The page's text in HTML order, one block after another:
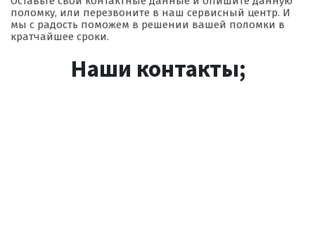
поломку, или перезвоните в наш сервисный центр. И
мы с радость поможем в решении вашей поломки в
кратчайшее сроки.
Наши контакты;